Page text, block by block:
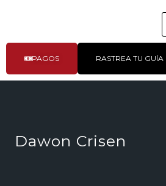
PAGOS RASTREA TU GUÍA
Dawon Crisen